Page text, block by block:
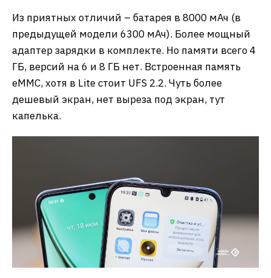
Из приятных отличий – батарея в 8000 мАч (в
предыдущей модели 6300 мАч). Более мощный
адаптер зарядки в комплекте. Но памяти всего 4
ГБ, версий на 6 и 8 ГБ нет. Встроенная память
eMMC, хотя в Lite стоит UFS 2.2. Чуть более
дешевый экран, нет выреза под экран, тут
капелька.